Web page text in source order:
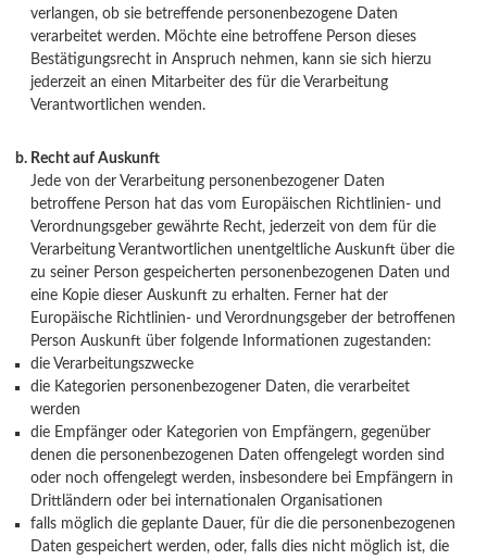
verlangen, ob sie betreffende personenbezogene Daten
verarbeitet werden. Möchte eine betroffene Person dieses
Bestätigungsrecht in Anspruch nehmen, kann sie sich hierzu
jederzeit an einen Mitarbeiter des für die Verarbeitung
Verantwortlichen wenden.
Recht auf Auskunft
Jede von der Verarbeitung personenbezogener Daten
betroffene Person hat das vom Europäischen Richtlinien- und
Verordnungsgeber gewährte Recht, jederzeit von dem für die
Verarbeitung Verantwortlichen unentgeltliche Auskunft über die
zu seiner Person gespeicherten personenbezogenen Daten und
eine Kopie dieser Auskunft zu erhalten. Ferner hat der
Europäische Richtlinien- und Verordnungsgeber der betroffenen
Person Auskunft über folgende Informationen zugestanden:
die Verarbeitungszwecke
die Kategorien personenbezogener Daten, die verarbeitet
werden
die Empfänger oder Kategorien von Empfängern, gegenüber
denen die personenbezogenen Daten offengelegt worden sind
oder noch offengelegt werden, insbesondere bei Empfängern in
Drittländern oder bei internationalen Organisationen
falls möglich die geplante Dauer, für die die personenbezogenen
Daten gespeichert werden, oder, falls dies nicht möglich ist, die